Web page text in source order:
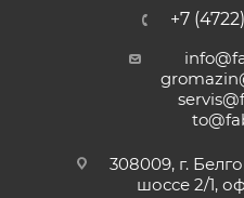
+7
308009, г.
шоссе 2/1,